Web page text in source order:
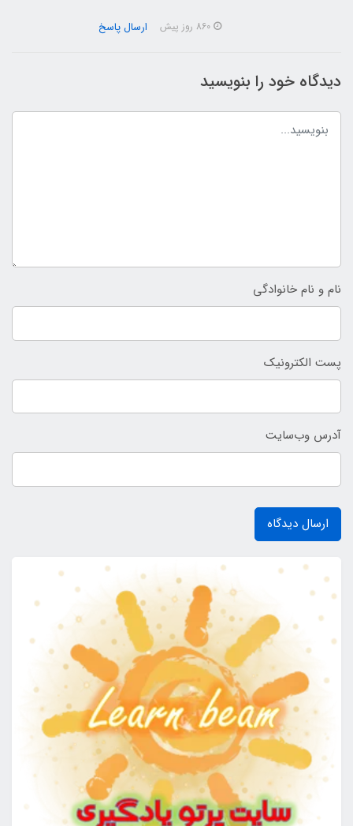
ارسال پاسخ
دیدگاه خود را بنویسید
نام و نام خانوادگی
پست الکترونیک
آدرس وب‌سایت
ارسال دیدگاه